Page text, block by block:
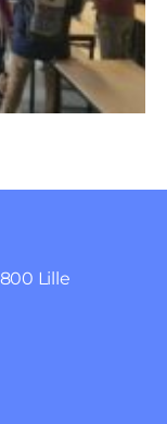
Lille